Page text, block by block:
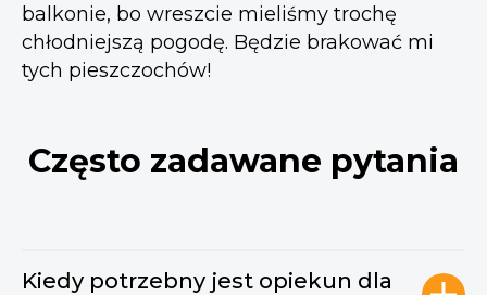
balkonie, bo wreszcie mieliśmy trochę
chłodniejszą pogodę. Będzie brakować mi
tych pieszczochów!
Często zadawane pytania
Kiedy potrzebny jest opiekun dla